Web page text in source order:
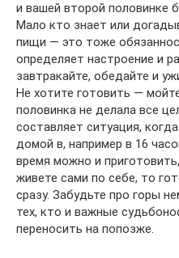
и вашей второй половинке
Мало кто знает или
пищи — это тоже
определяет настроение и
завтракайте, обедайте и
Не хотите готовить —
половинка не делала все
составляет ситуация,
домой в, например в 16
время можно и
живете сами по себе, то
сразу. Забудьте про горы
тех, кто и важные
переносить на попозже.